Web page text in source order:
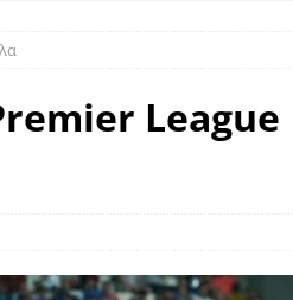
παρακολούθηση και κέντρο το οποίο
ενισχύσουν – Συνεχίζουμε
League